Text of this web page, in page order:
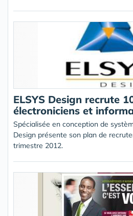
ELSYS Design recrute
électroniciens et
Spécialisée en conception de
Design présente son plan de
trimestre 2012.